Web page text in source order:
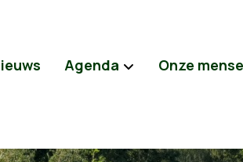
Agenda Onze